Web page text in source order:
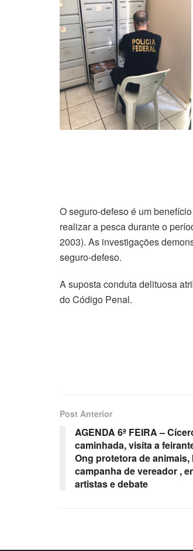
O seguro-defeso é um
realizar a pesca durante o
2003). As investigações
seguro-defeso.
A suposta conduta delituosa
do Código Penal.
Post Anterior
AGENDA 6ª FEIRA –
caminhada, visita a
Ong protetora de
campanha de vereador ,
artistas e debate